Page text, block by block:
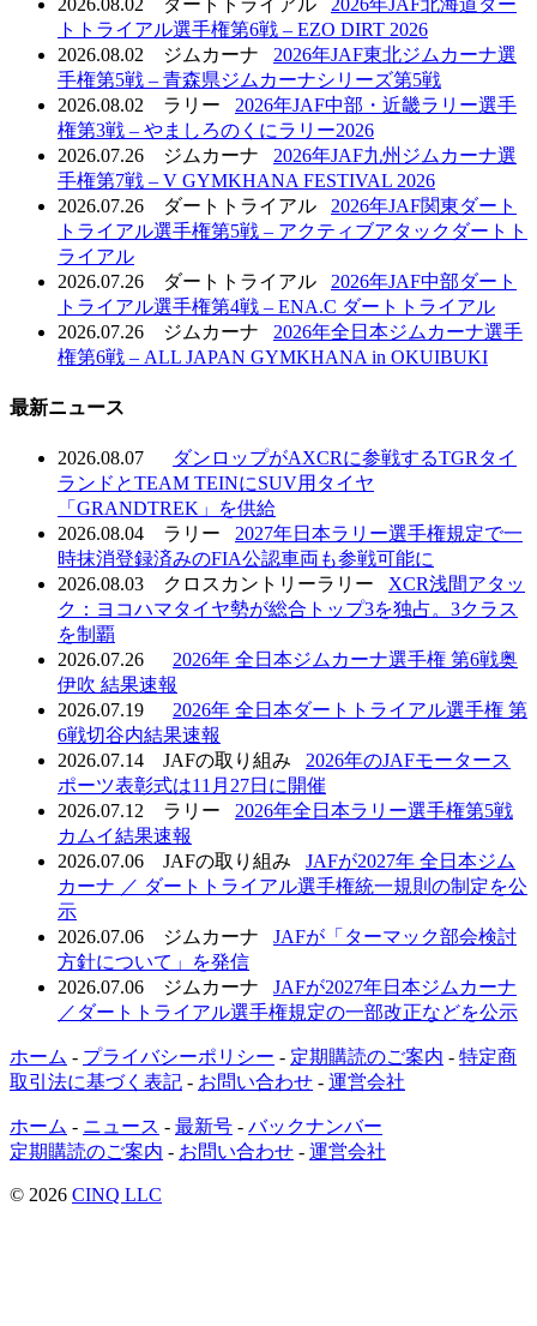
トトライアル選手権第6戦 – EZO DIRT 2026
2026.08.02
ジムカーナ
2026年JAF東北ジムカーナ選
手権第5戦 – 青森県ジムカーナシリーズ第5戦
2026.08.02
ラリー
2026年JAF中部・近畿ラリー選手
権第3戦 – やましろのくにラリー2026
2026.07.26
ジムカーナ
2026年JAF九州ジムカーナ選
手権第7戦 – V GYMKHANA FESTIVAL 2026
2026.07.26
ダートトライアル
2026年JAF関東ダート
トライアル選手権第5戦 – アクティブアタックダートト
ライアル
2026.07.26
ダートトライアル
2026年JAF中部ダート
トライアル選手権第4戦 – ENA.C ダートトライアル
2026.07.26
ジムカーナ
2026年全日本ジムカーナ選手
権第6戦 – ALL JAPAN GYMKHANA in OKUIBUKI
最新ニュース
2026.08.07
ダンロップがAXCRに参戦するTGRタイ
ランドとTEAM TEINにSUV用タイヤ
「GRANDTREK」を供給
2026.08.04
ラリー
2027年日本ラリー選手権規定で一
時抹消登録済みのFIA公認車両も参戦可能に
2026.08.03
クロスカントリーラリー
XCR浅間アタッ
ク：ヨコハマタイヤ勢が総合トップ3を独占。3クラス
を制覇
2026.07.26
2026年 全日本ジムカーナ選手権 第6戦奥
伊吹 結果速報
2026.07.19
2026年 全日本ダートトライアル選手権 第
6戦切谷内結果速報
2026.07.14
JAFの取り組み
2026年のJAFモータース
ポーツ表彰式は11月27日に開催
2026.07.12
ラリー
2026年全日本ラリー選手権第5戦
カムイ結果速報
2026.07.06
JAFの取り組み
JAFが2027年 全日本ジム
カーナ ／ ダートトライアル選手権統一規則の制定を公
示
2026.07.06
ジムカーナ
JAFが「ターマック部会検討
方針について」を発信
2026.07.06
ジムカーナ
JAFが2027年日本ジムカーナ
／ダートトライアル選手権規定の一部改正などを公示
ホーム - プライバシーポリシー - 定期購読のご案内 - 特定商
取引法に基づく表記 - お問い合わせ - 運営会社
ホーム - ニュース - 最新号 - バックナンバー
定期購読のご案内 - お問い合わせ - 運営会社
© 2026 CINQ LLC